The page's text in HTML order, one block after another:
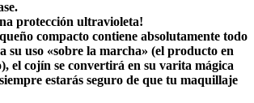
protección ultravioleta!
compacto contiene absolutamente todo
su uso «sobre la marcha» (el producto en
el cojín se convertirá en su varita mágica
estarás seguro de que tu maquillaje